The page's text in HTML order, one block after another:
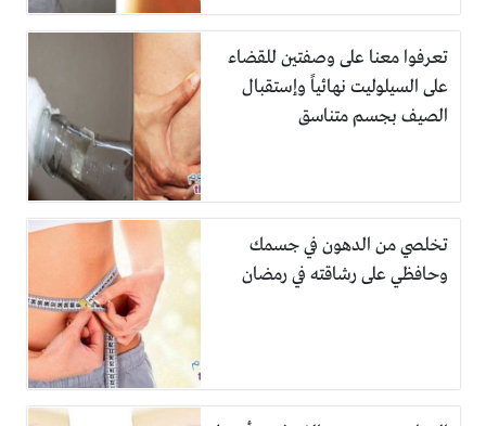
تعرفوا معنا على وصفتين للقضاء
على السيلوليت نهائياً وإستقبال
الصيف بجسم متناسق
تخلصي من الدهون في جسمك
وحافظي على رشاقته في رمضان